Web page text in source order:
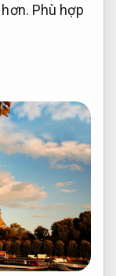
Phù hợp